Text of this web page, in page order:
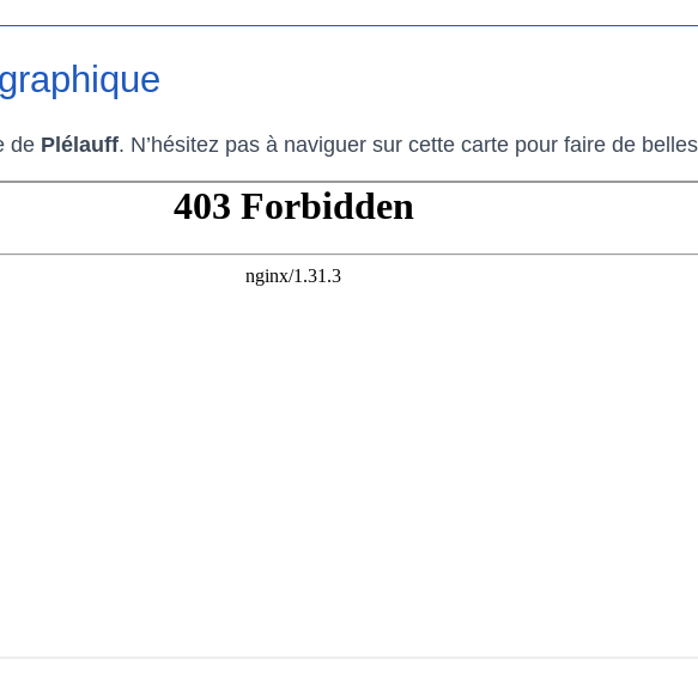
de Plélauff. N’hésitez pas à naviguer sur cette carte pour faire de